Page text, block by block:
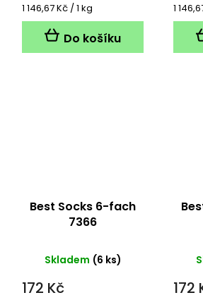
Měrná
cena:
1 146,67 Kč / 1 kg
Do košíku
Měrná
cena:
1
Best Socks 6-fach
7366
Skladem (6 ks)
172 Kč 172